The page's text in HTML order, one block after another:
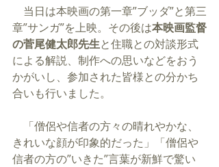
当日は本映画の第一章”ブッダ”と第三
章”サンガ”を上映。その後は本映画監督
の菅尾健太郎先生と住職との対談形式
による解説、制作への思いなどをおう
かがいし、参加された皆様との分かち
合いも行いました。
「僧侶や信者の方々の晴れやかな、
きれいな顔が印象的だった」「僧侶や
信者の方の”いきた”言葉が新鮮で驚い